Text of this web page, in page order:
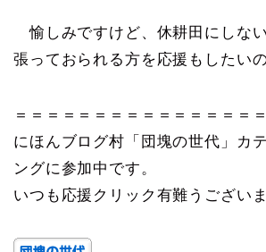
愉しみですけど、休耕田にしな
張っておられる方を応援もしたい
＝＝＝＝＝＝＝＝＝＝＝＝＝＝＝＝
にほんブログ村「団塊の世代」カ
ングに参加中です。
いつも応援クリック有難うござい